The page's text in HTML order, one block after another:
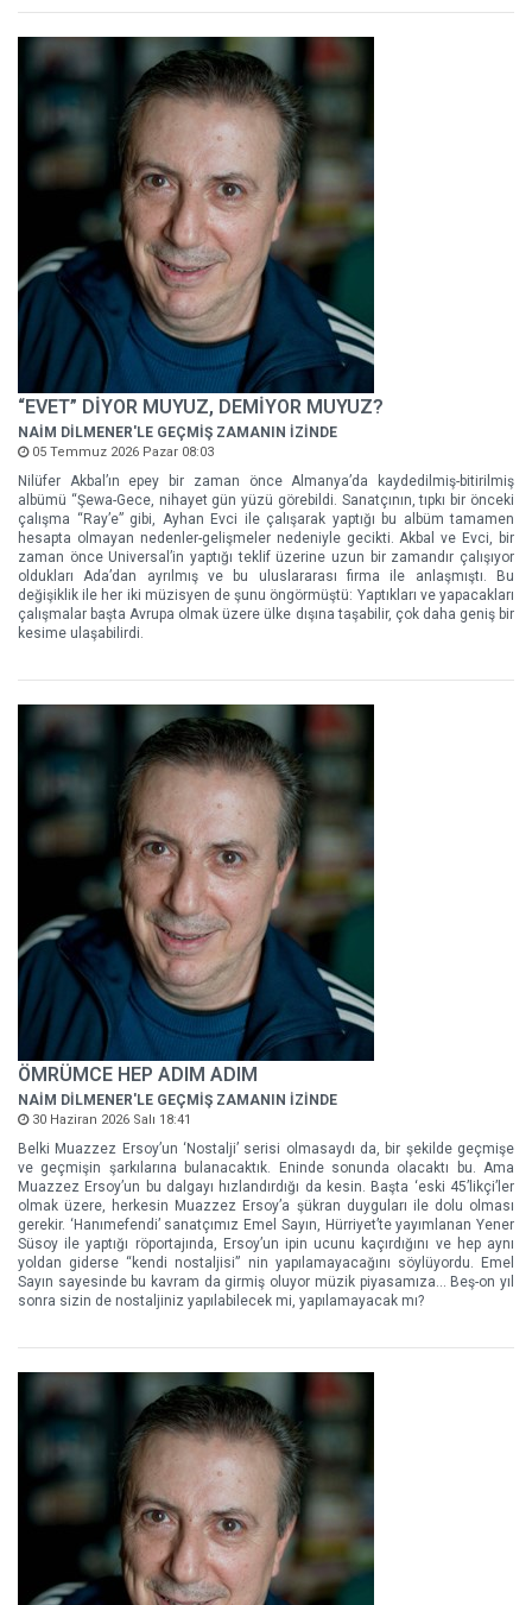
“EVET” DİYOR MUYUZ, DEMİYOR MUYUZ?
NAİM DİLMENER'LE GEÇMİŞ ZAMANIN İZİNDE
05 Temmuz 2026 Pazar 08:03
Nilüfer Akbal’ın epey bir zaman önce Almanya’da kaydedilmiş-bitirilmiş
albümü “Şewa-Gece, nihayet gün yüzü görebildi. Sanatçının, tıpkı bir önceki
çalışma “Ray’e” gibi, Ayhan Evci ile çalışarak yaptığı bu albüm tamamen
hesapta olmayan nedenler-gelişmeler nedeniyle gecikti. Akbal ve Evci, bir
zaman önce Universal’in yaptığı teklif üzerine uzun bir zamandır çalışıyor
oldukları Ada’dan ayrılmış ve bu uluslararası firma ile anlaşmıştı. Bu
değişiklik ile her iki müzisyen de şunu öngörmüştü: Yaptıkları ve yapacakları
çalışmalar başta Avrupa olmak üzere ülke dışına taşabilir, çok daha geniş bir
kesime ulaşabilirdi.
ÖMRÜMCE HEP ADIM ADIM
NAİM DİLMENER'LE GEÇMİŞ ZAMANIN İZİNDE
30 Haziran 2026 Salı 18:41
Belki Muazzez Ersoy’un ‘Nostalji’ serisi olmasaydı da, bir şekilde geçmişe
ve geçmişin şarkılarına bulanacaktık. Eninde sonunda olacaktı bu. Ama
Muazzez Ersoy’un bu dalgayı hızlandırdığı da kesin. Başta ‘eski 45’likçi’ler
olmak üzere, herkesin Muazzez Ersoy’a şükran duyguları ile dolu olması
gerekir. ‘Hanımefendi’ sanatçımız Emel Sayın, Hürriyet’te yayımlanan Yener
Süsoy ile yaptığı röportajında, Ersoy’un ipin ucunu kaçırdığını ve hep aynı
yoldan giderse “kendi nostaljisi” nin yapılamayacağını söylüyordu. Emel
Sayın sayesinde bu kavram da girmiş oluyor müzik piyasamıza... Beş-on yıl
sonra sizin de nostaljiniz yapılabilecek mi, yapılamayacak mı?